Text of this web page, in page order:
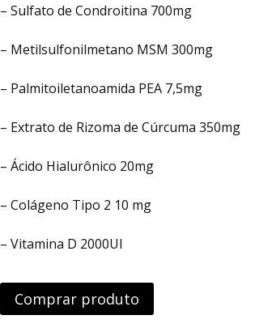
– Sulfato de Condroitina 700mg
– Metilsulfonilmetano MSM 300mg
– Palmitoiletanoamida PEA 7,5mg
– Extrato de Rizoma de Cúrcuma 350mg
– Ácido Hialurônico 20mg
– Colágeno Tipo 2 10 mg
– Vitamina D 2000UI
Comprar produto